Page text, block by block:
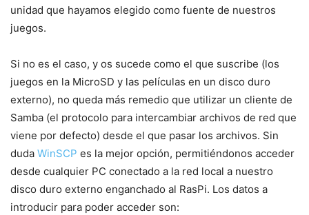
unidad que hayamos elegido como fuente de nuestros
juegos.
Si no es el caso, y os sucede como el que suscribe (los
juegos en la MicroSD y las películas en un disco duro
externo), no queda más remedio que utilizar un cliente de
Samba (el protocolo para intercambiar archivos de red que
viene por defecto) desde el que pasar los archivos. Sin
duda WinSCP es la mejor opción, permitiéndonos acceder
desde cualquier PC conectado a la red local a nuestro
disco duro externo enganchado al RasPi. Los datos a
introducir para poder acceder son: